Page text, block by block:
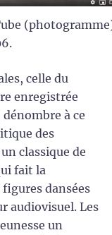
celle du
enregistrée
à ce
des
classique de
fait la
dansées
audiovisuel. Les
un